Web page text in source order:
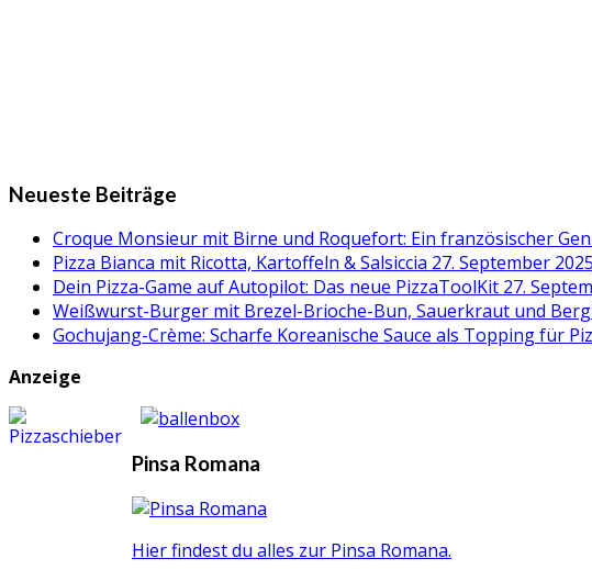
Neueste Beiträge
Croque Monsieur mit Birne und Roquefort: Ein französischer
Pizza Bianca mit Ricotta, Kartoffeln & Salsiccia 27. September 2025
Dein Pizza-Game auf Autopilot: Das neue PizzaToolKit 27.
Weißwurst-Burger mit Brezel-Brioche-Bun, Sauerkraut und
Gochujang-Crème: Scharfe Koreanische Sauce als Topping für
Anzeige
Pinsa Romana
Hier findest du alles zur Pinsa Romana.